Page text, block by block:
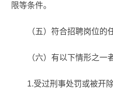
限等条件。
（五）符合招聘岗位的
（六）有以下情形之一
1.受过刑事处罚或被开